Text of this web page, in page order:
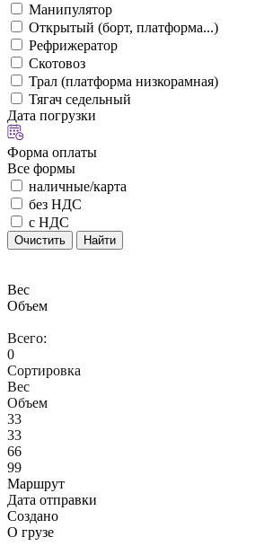
Манипулятор
Открытый (борт, платформа...)
Рефрижератор
Скотовоз
Трал (платформа низкорамная)
Тягач седельный
Дата погрузки
Форма оплаты
Все формы
наличные/карта
без НДС
с НДС
Очистить Найти
Вес
Объем
Всего:
0
Сортировка
Вес
Объем
33
33
66
99
Маршрут
Дата отправки
Создано
О грузе